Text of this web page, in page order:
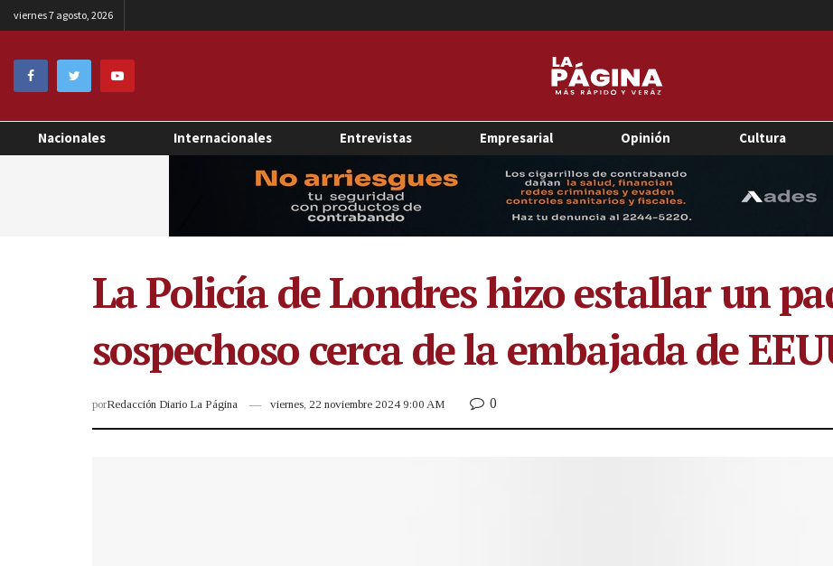
viernes 7 agosto, 2026
Nacionales Internacionales Entrevistas Empresarial Opinión Cultura
La Policía de Londres hizo estallar un
sospechoso cerca de la embajada de
porRedacción Diario La Página viernes, 22 noviembre 2024 9:00 AM 0